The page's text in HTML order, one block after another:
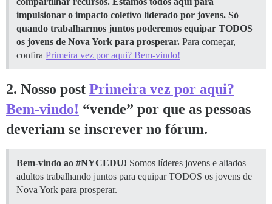
impulsionar o impacto coletivo liderado por jovens. Só
quando trabalharmos juntos poderemos equipar TODOS
os jovens de Nova York para prosperar. Para começar,
confira Primeira vez por aqui? Bem-vindo!
2. Nosso post Primeira vez por aqui?
Bem-vindo! “vende” por que as pessoas
deveriam se inscrever no fórum.
Bem-vindo ao #NYCEDU! Somos líderes jovens e aliados
adultos trabalhando juntos para equipar TODOS os jovens de
Nova York para prosperar.